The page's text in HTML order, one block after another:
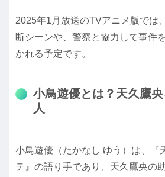
2025年1月放送のTVアニメ版では
断シーンや、警察と協力して事件
かれる予定です。
小鳥遊優とは？天久鷹
人
小鳥遊優（たかなし ゆう）は、『
テ』の語り手であり、天久鷹央の